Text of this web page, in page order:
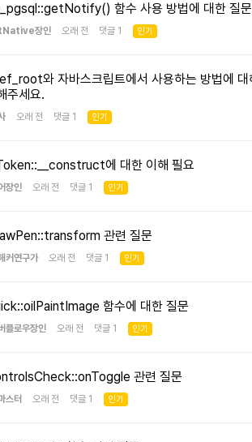
함수 사용 방법에 대한 질문
장인 오래 전 댓글 1 인기
와 자바스크립트에서 사용하는 방법에 대
주세요.
오래 전 댓글 1 인기
에 대한 이해 필요
장인 오래 전 댓글 1 인기
관련 질문
커연구가 오래 전 댓글 1 인기
함수에 대한 질문
플로우장인 오래 전 댓글 1 인기
관련 질문
스터 오래 전 댓글 1 인기